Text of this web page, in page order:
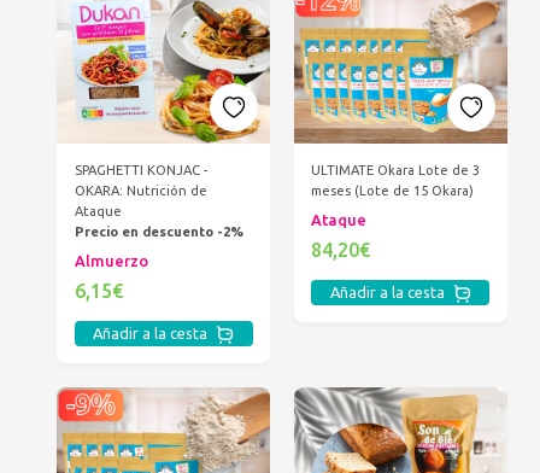
SPAGHETTI KONJAC -
OKARA: Nutrición de
Ataque
Precio en descuento -2%
Almuerzo
6,15€
Añadir a la cesta
ULTIMATE Okara Lote de 3
meses (Lote de 15 Okara)
Ataque
84,20€
Añadir a la cesta